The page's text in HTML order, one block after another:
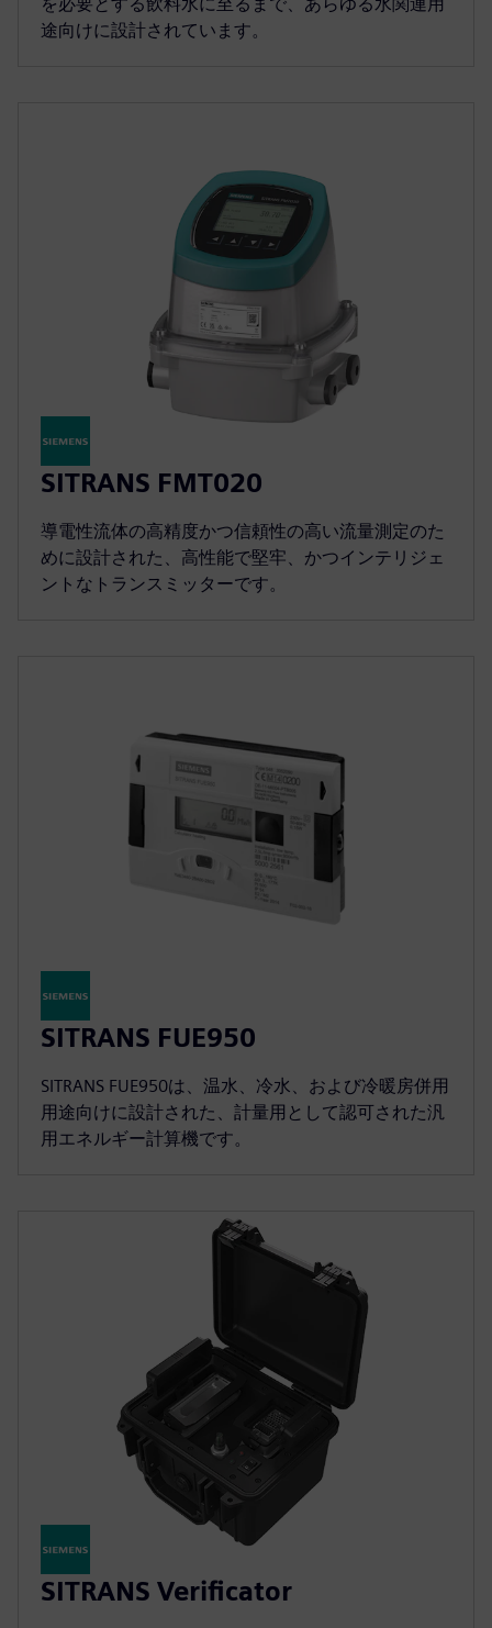
途向けに設計されています。
SITRANS FMT020
導電性流体の高精度かつ信頼性の高い流量測定のた
めに設計された、高性能で堅牢、かつインテリジェ
ントなトランスミッターです。
SITRANS FUE950
SITRANS FUE950は、温水、冷水、および冷暖房併用
用途向けに設計された、計量用として認可された汎
用エネルギー計算機です。
SITRANS Verificator